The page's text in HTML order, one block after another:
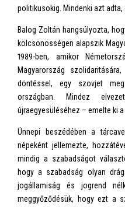
politikusokig. Mindenki azt adta,
Balog Zoltán hangsúlyozta,
kölcsönösségen alapszik
1989-ben, amikor
Magyarország
döntéssel, egy szovjet
országban. Mindez
újraegyesüléséhez – emelte ki
Ünnepi beszédében a
népeként jellemezte,
mindig a szabadságot
hogy a szabadság olyan
jogállamiság és jogrend
meggyőződésük, hogy ezt a